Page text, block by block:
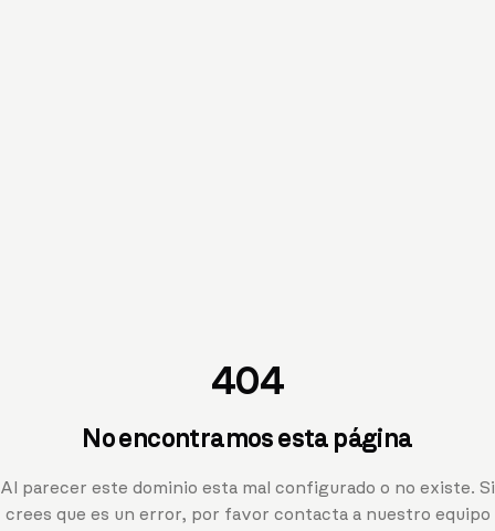
404
No encontramos esta página
Al parecer este dominio esta mal configurado o no existe. Si
crees que es un error, por favor contacta a nuestro equipo